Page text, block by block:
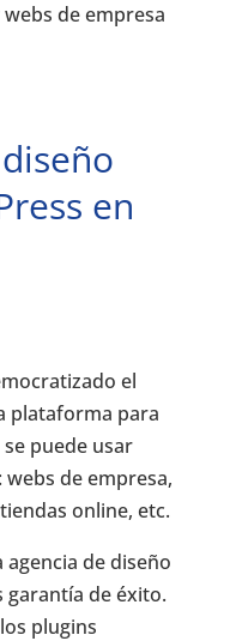
de empresa
en
el
plataforma para
puede usar
de empresa,
online, etc.
de diseño
garantía de éxito.
plugins